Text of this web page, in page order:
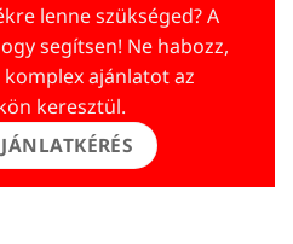
lenne szükséged? A
segítsen! Ne habozz,
ajánlatot az
keresztül.